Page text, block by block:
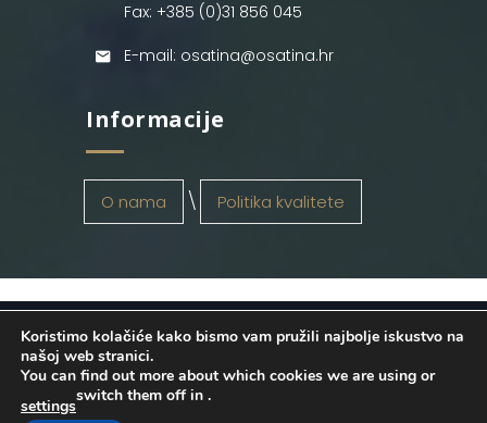
Fax: +385 (0)31 856 045
E-mail: osatina@osatina.hr
Informacije
O nama Politika kvalitete
OSATINA GRUPA d.o.o. 2026
. Configured
byINFOS Osijek. Sva prava pridržana.
Koristimo kolačiće kako bismo vam pružili najbolje iskustvo na
našoj web stranici.
You can find out more about which cookies we are using or
switch them off in
settings
.